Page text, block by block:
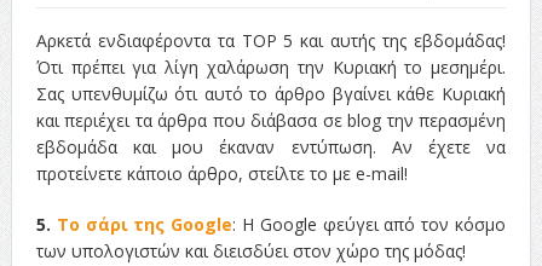
Η Φροντίδα Έχει Πολλές Μορφές: Κι Όλες Σε Αφορούν
Τρία Βήματα Μπροστά για Σένα και την Επιχείρησή σου
Όψεις και Απόψεις
Αξίζει άραγε?
Αρκετά ενδιαφέροντα τα TOP 5 και αυτής της εβδομάδας!
Ότι πρέπει για λίγη χαλάρωση την Κυριακή το μεσημέρι.
Σας υπενθυμίζω ότι αυτό το άρθρο βγαίνει κάθε Κυριακή
και περιέχει τα άρθρα που διάβασα σε blog την περασμένη
εβδομάδα και μου έκαναν εντύπωση. Αν έχετε να
προτείνετε κάποιο άρθρο, στείλτε το με e-mail!
5. Το σάρι της Google: Η Google φεύγει από τον κόσμο
των υπολογιστών και διεισδύει στον χώρο της μόδας!